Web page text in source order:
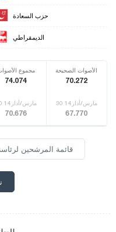
حزب السعادة
الديمقراطي
مجموع
74.074
الأصوات الصحيحة
70.272
30 مارس/أذار14
70.676
30 مارس/أذار14
67.770
قائمة المرشحين لرئاسة